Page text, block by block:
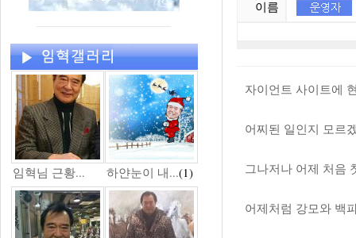
임혁님 근황... 하얀눈이 내...(1)
이름
자이언트 사이트에
어찌된 일인지 모르
그나저나 어제 처음
어제처럼 강모와 백